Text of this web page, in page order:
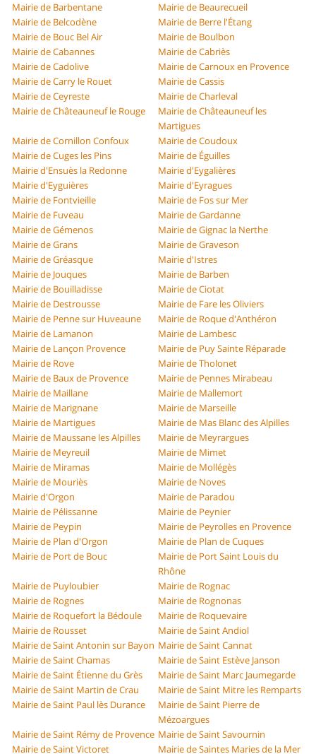
Mairie de Barbentane
Mairie de Beaurecueil
Mairie de Belcodène
Mairie de Berre l'Étang
Mairie de Bouc Bel Air
Mairie de Boulbon
Mairie de Cabannes
Mairie de Cabriès
Mairie de Cadolive
Mairie de Carnoux en Provence
Mairie de Carry le Rouet
Mairie de Cassis
Mairie de Ceyreste
Mairie de Charleval
Mairie de Châteauneuf le Rouge
Mairie de Châteauneuf les
Martigues
Mairie de Cornillon Confoux
Mairie de Coudoux
Mairie de Cuges les Pins
Mairie de Éguilles
Mairie d'Ensuès la Redonne
Mairie d'Eygalières
Mairie d'Eyguières
Mairie d'Eyragues
Mairie de Fontvieille
Mairie de Fos sur Mer
Mairie de Fuveau
Mairie de Gardanne
Mairie de Gémenos
Mairie de Gignac la Nerthe
Mairie de Grans
Mairie de Graveson
Mairie de Gréasque
Mairie d'Istres
Mairie de Jouques
Mairie de Barben
Mairie de Bouilladisse
Mairie de Ciotat
Mairie de Destrousse
Mairie de Fare les Oliviers
Mairie de Penne sur Huveaune
Mairie de Roque d'Anthéron
Mairie de Lamanon
Mairie de Lambesc
Mairie de Lançon Provence
Mairie de Puy Sainte Réparade
Mairie de Rove
Mairie de Tholonet
Mairie de Baux de Provence
Mairie de Pennes Mirabeau
Mairie de Maillane
Mairie de Mallemort
Mairie de Marignane
Mairie de Marseille
Mairie de Martigues
Mairie de Mas Blanc des Alpilles
Mairie de Maussane les Alpilles
Mairie de Meyrargues
Mairie de Meyreuil
Mairie de Mimet
Mairie de Miramas
Mairie de Mollégès
Mairie de Mouriès
Mairie de Noves
Mairie d'Orgon
Mairie de Paradou
Mairie de Pélissanne
Mairie de Peynier
Mairie de Peypin
Mairie de Peyrolles en Provence
Mairie de Plan d'Orgon
Mairie de Plan de Cuques
Mairie de Port de Bouc
Mairie de Port Saint Louis du
Rhône
Mairie de Puyloubier
Mairie de Rognac
Mairie de Rognes
Mairie de Rognonas
Mairie de Roquefort la Bédoule
Mairie de Roquevaire
Mairie de Rousset
Mairie de Saint Andiol
Mairie de Saint Antonin sur Bayon Mairie de Saint Cannat
Mairie de Saint Chamas
Mairie de Saint Estève Janson
Mairie de Saint Étienne du Grès
Mairie de Saint Marc Jaumegarde
Mairie de Saint Martin de Crau
Mairie de Saint Mitre les Remparts
Mairie de Saint Paul lès Durance
Mairie de Saint Pierre de
Mézoargues
Mairie de Saint Rémy de Provence Mairie de Saint Savournin
Mairie de Saint Victoret
Mairie de Saintes Maries de la Mer